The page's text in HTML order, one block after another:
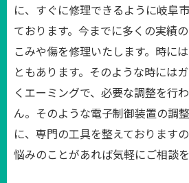
に、すぐに修理できるように岐阜
ております。今までに多くの実績
こみや傷を修理いたします。時に
ともあります。そのような時には
くエーミングで、必要な調整を行
ん。そのような電子制御装置の調
に、専門の工具を整えております
悩みのことがあれば気軽にご相談を